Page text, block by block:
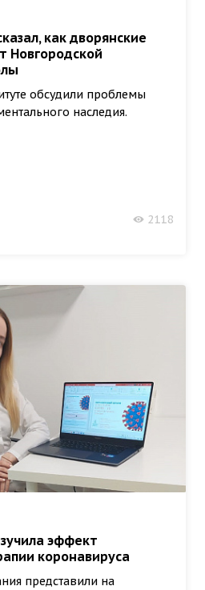
как дворянские
Новгородской
обсудили проблемы
наследия.
2118
эффект
коронавируса
представили на